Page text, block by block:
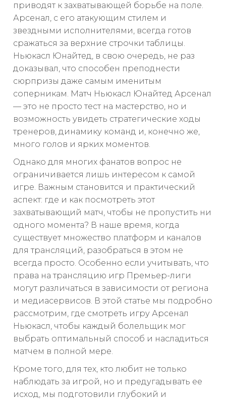
приводят к захватывающей борьбе на поле.
Арсенал, с его атакующим стилем и
звездными исполнителями, всегда готов
сражаться за верхние строчки таблицы.
Ньюкасл Юнайтед, в свою очередь, не раз
доказывал, что способен преподнести
сюрпризы даже самым именитым
соперникам. Матч Ньюкасл Юнайтед Арсенал
— это не просто тест на мастерство, но и
возможность увидеть стратегические ходы
тренеров, динамику команд и, конечно же,
много голов и ярких моментов.
Однако для многих фанатов вопрос не
ограничивается лишь интересом к самой
игре. Важным становится и практический
аспект: где и как посмотреть этот
захватывающий матч, чтобы не пропустить ни
одного момента? В наше время, когда
существует множество платформ и каналов
для трансляций, разобраться в этом не
всегда просто. Особенно если учитывать, что
права на трансляцию игр Премьер-лиги
могут различаться в зависимости от региона
и медиасервисов. В этой статье мы подробно
рассмотрим, где смотреть игру Арсенал
Ньюкасл, чтобы каждый болельщик мог
выбрать оптимальный способ и насладиться
матчем в полной мере.
Кроме того, для тех, кто любит не только
наблюдать за игрой, но и предугадывать ее
исход, мы подготовили глубокий и